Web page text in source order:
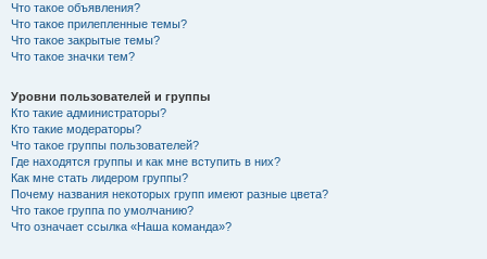
Что такое объявления?
Что такое прилепленные темы?
Что такое закрытые темы?
Что такое значки тем?
Уровни пользователей и группы
Кто такие администраторы?
Кто такие модераторы?
Что такое группы пользователей?
Где находятся группы и как мне вступить в них?
Как мне стать лидером группы?
Почему названия некоторых групп имеют разные цвета?
Что такое группа по умолчанию?
Что означает ссылка «Наша команда»?